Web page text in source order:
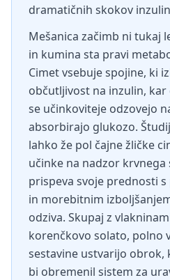
dramatičnih skokov
Mešanica začimb ni tukaj
in kumina sta pravi
Cimet vsebuje spojine, ki
občutljivost na inzulin, kar
se učinkoviteje odzovejo
absorbirajo glukozo.
lahko že pol čajne žličke
učinke na nadzor krvnega
prispeva svoje prednosti
in morebitnim
odziva. Skupaj z
korenčkovo solato, polno
sestavine ustvarijo obrok,
bi obremenil sistem za